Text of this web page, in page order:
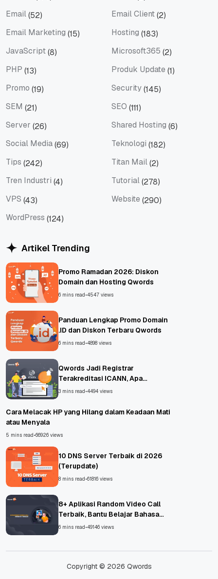
Email(52) Email Client(2)
Email Marketing (15) Hosting (183)
JavaScript(8) Microsoft365 (2)
PHP (13) Produk Update (1)
Promo (19) Security(145)
SEM (21) SEO (111)
Server (26) Shared Hosting (6)
Social Media(69) Teknologi (182)
Tips (242) Titan Mail(2)
Tren Industri (4) Tutorial(278)
VPS (43) Website (290)
WordPress (124)
Artikel Trending
Promo Ramadan 2026: Diskon
Domain dan Hosting Qwords
6 mins read•4547 views
Panduan Lengkap Promo Domain
.ID dan Diskon Terbaru Qwords
6 mins read•4898 views
Qwords Jadi Registrar
Terakreditasi ICANN, Apa
Untungnya?
3 mins read•4494 views
Cara Melacak HP yang Hilang dalam Keadaan Mati
atau Menyala
5 mins read•66926 views
10 DNS Server Terbaik di 2026
(Terupdate)
8 mins read•61816 views
8+ Aplikasi Random Video Call
Terbaik, Bantu Belajar Bahasa
Asing!
6 mins read•49146 views
Copyright © 2026 Qwords